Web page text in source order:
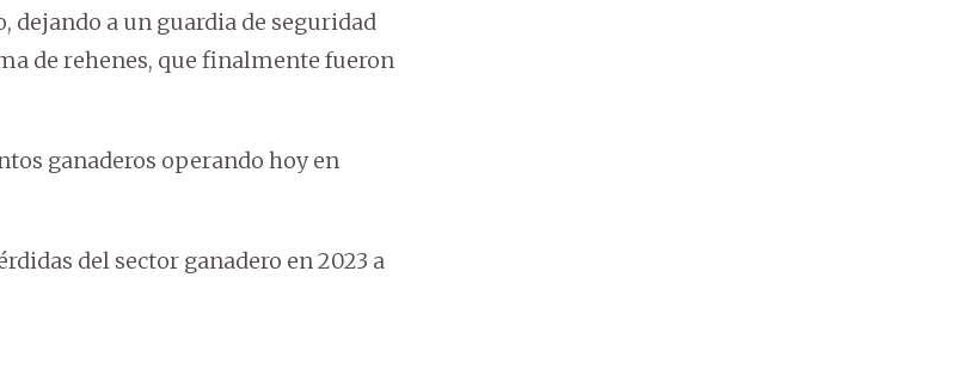
a un guardia de seguridad
de rehenes, que finalmente fueron
ganaderos operando hoy en
del sector ganadero en 2023 a